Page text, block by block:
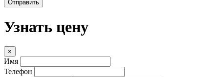
Отправить
Узнать цену
×
Имя
Телефон